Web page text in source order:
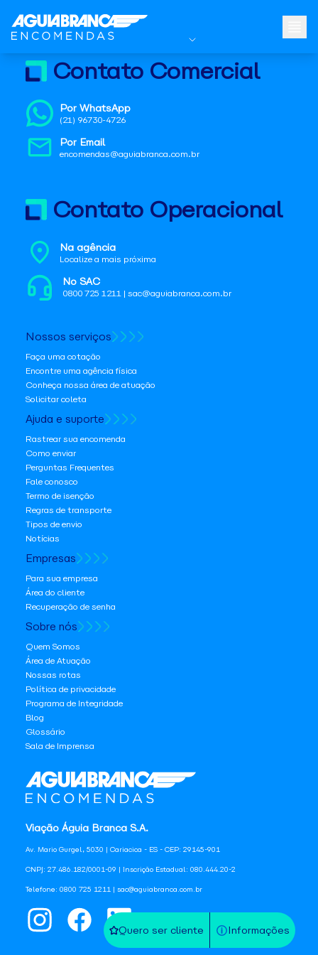
Quero ser cliente Informações
Viação Águia Branca S.A.
Av. Mario Gurgel, 5030 | Cariacica - ES - CEP: 29145-901
CNPJ: 27.486.182/0001-09 | Inscrição Estadual: 080.444.20-2
Telefone: 0800 725 1211 | sac@aguiabranca.com.br
Contato Comercial
Por WhatsApp
(21) 96730-4726
Por Email
encomendas@aguiabranca.com.br
Contato Operacional
Na agência
Localize a mais próxima
No SAC
0800 725 1211 | sac@aguiabranca.com.br
Nossos serviços
Faça uma cotação
Encontre uma agência física
Conheça nossa área de atuação
Solicitar coleta
Ajuda e suporte
Rastrear sua encomenda
Como enviar
Perguntas Frequentes
Fale conosco
Termo de isenção
Regras de transporte
Tipos de envio
Notícias
Empresas
Para sua empresa
Área do cliente
Recuperação de senha
Sobre nós
Quem Somos
Área de Atuação
Nossas rotas
Política de privacidade
Programa de Integridade
Blog
Glossário
Sala de Imprensa